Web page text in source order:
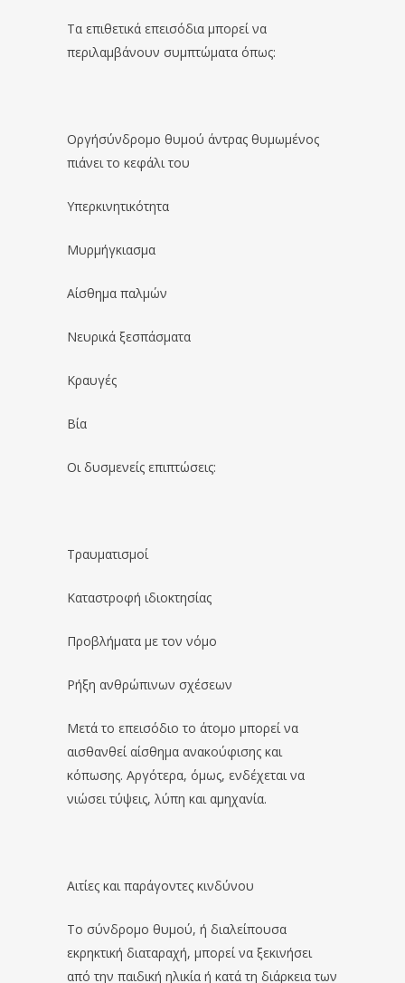
Τα επιθετικά επεισόδια μπορεί να
περιλαμβάνουν συμπτώματα όπως:
Οργήσύνδρομο θυμού άντρας θυμωμένος
πιάνει το κεφάλι του
Υπερκινητικότητα
Μυρμήγκιασμα
Αίσθημα παλμών
Νευρικά ξεσπάσματα
Κραυγές
Βία
Οι δυσμενείς επιπτώσεις:
Τραυματισμοί
Καταστροφή ιδιοκτησίας
Προβλήματα με τον νόμο
Ρήξη ανθρώπινων σχέσεων
Μετά το επεισόδιο το άτομο μπορεί να
αισθανθεί αίσθημα ανακούφισης και
κόπωσης. Αργότερα, όμως, ενδέχεται να
νιώσει τύψεις, λύπη και αμηχανία.
Αιτίες και παράγοντες κινδύνου
Το σύνδρομο θυμού, ή διαλείπουσα
εκρηκτική διαταραχή, μπορεί να ξεκινήσει
από την παιδική ηλικία ή κατά τη διάρκεια των